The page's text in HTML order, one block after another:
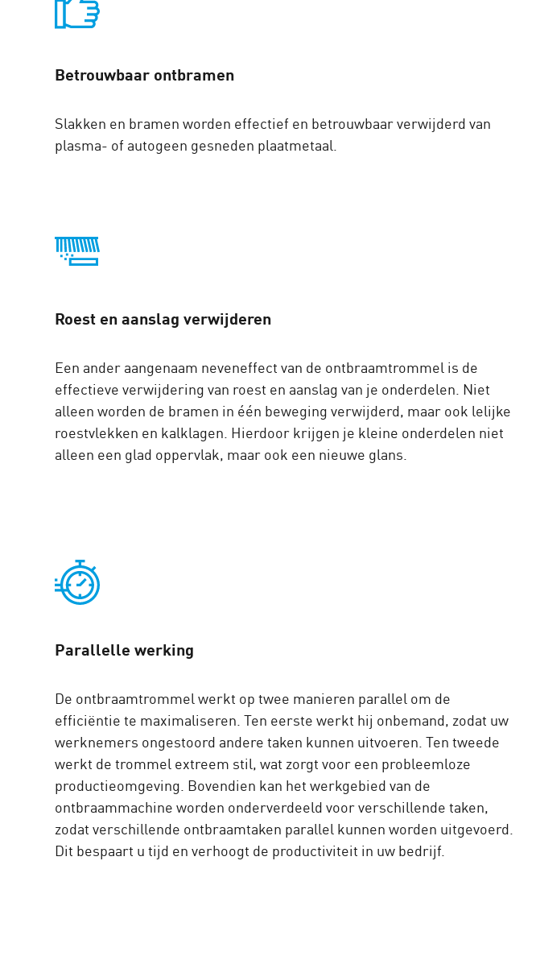
Betrouwbaar ontbramen
Slakken en bramen worden effectief en betrouwbaar verwijderd van
plasma- of autogeen gesneden plaatmetaal.
Roest en aanslag verwijderen
Een ander aangenaam neveneffect van de ontbraamtrommel is de
effectieve verwijdering van roest en aanslag van je onderdelen. Niet
alleen worden de bramen in één beweging verwijderd, maar ook lelijke
roestvlekken en kalklagen. Hierdoor krijgen je kleine onderdelen niet
alleen een glad oppervlak, maar ook een nieuwe glans.
Parallelle werking
De ontbraamtrommel werkt op twee manieren parallel om de
efficiëntie te maximaliseren. Ten eerste werkt hij onbemand, zodat uw
werknemers ongestoord andere taken kunnen uitvoeren. Ten tweede
werkt de trommel extreem stil, wat zorgt voor een probleemloze
productieomgeving. Bovendien kan het werkgebied van de
ontbraammachine worden onderverdeeld voor verschillende taken,
zodat verschillende ontbraamtaken parallel kunnen worden uitgevoerd.
Dit bespaart u tijd en verhoogt de productiviteit in uw bedrijf.